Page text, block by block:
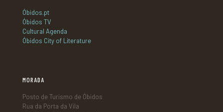
Óbidos.pt
Óbidos TV
Cultural Agenda
Óbidos City of Literature
MORADA
Posto de Turismo de Óbidos
Rua da Porta da Vila